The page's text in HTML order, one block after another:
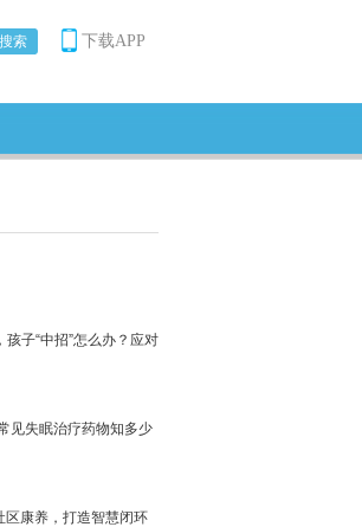
下载APP
孩子“中招”怎么办？应对
见失眠治疗药物知多少
区康养，打造智慧闭环